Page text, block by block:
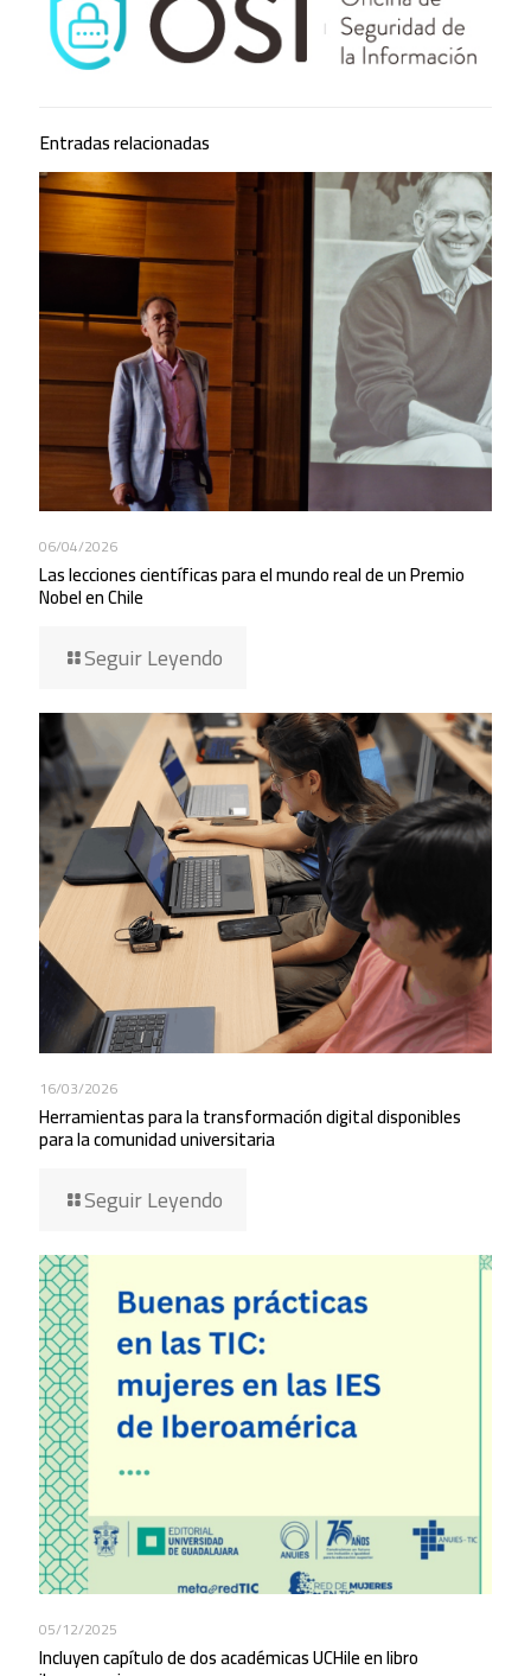
Entradas relacionadas
06/04/2026
Las lecciones científicas para el mundo real de un Premio
Nobel en Chile
Seguir Leyendo
16/03/2026
Herramientas para la transformación digital disponibles
para la comunidad universitaria
Seguir Leyendo
05/12/2025
Incluyen capítulo de dos académicas UCHile en libro